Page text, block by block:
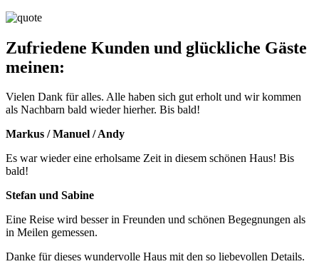
Zufriedene Kunden und glückliche Gäste
meinen:
Vielen Dank für alles. Alle haben sich gut erholt und wir kommen
als Nachbarn bald wieder hierher. Bis bald!
Markus / Manuel / Andy
Es war wieder eine erholsame Zeit in diesem schönen Haus! Bis
bald!
Stefan und Sabine
Eine Reise wird besser in Freunden und schönen Begegnungen als
in Meilen gemessen.
Danke für dieses wundervolle Haus mit den so liebevollen Details.